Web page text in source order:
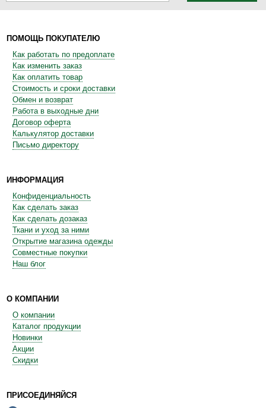
ПОМОЩЬ ПОКУПАТЕЛЮ
Как работать по предоплате
Как изменить заказ
Как оплатить товар
Стоимость и сроки доставки
Обмен и возврат
Работа в выходные дни
Договор оферта
Калькулятор доставки
Письмо директору
ИНФОРМАЦИЯ
Конфиденциальность
Как сделать заказ
Как сделать дозаказ
Ткани и уход за ними
Открытие магазина одежды
Совместные покупки
Наш блог
О КОМПАНИИ
О компании
Каталог продукции
Новинки
Акции
Скидки
ПРИСОЕДИНЯЙСЯ